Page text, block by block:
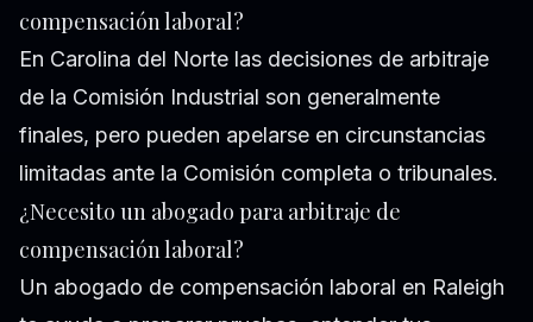
compensación laboral?
En Carolina del Norte las decisiones de arbitraje
de la Comisión Industrial son generalmente
finales, pero pueden apelarse en circunstancias
limitadas ante la Comisión completa o tribunales.
¿Necesito un abogado para arbitraje de
compensación laboral?
Un abogado de compensación laboral en Raleigh